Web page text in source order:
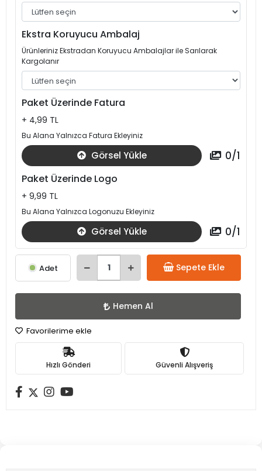
Ekstra Koruyucu Ambalaj
Ürünleriniz Ekstradan Koruyucu Ambalajlar ile Sarılarak
Kargolanır
Paket Üzerinde Fatura
+ 4,99 TL
Bu Alana Yalnızca Fatura Ekleyiniz
Görsel Yükle 0/1
Paket Üzerinde Logo
+ 9,99 TL
Bu Alana Yalnızca Logonuzu Ekleyiniz
Görsel Yükle 0/1
Adet Sepete Ekle
Hemen Al
Favorilerime ekle
Hızlı Gönderi Güvenli Alışveriş